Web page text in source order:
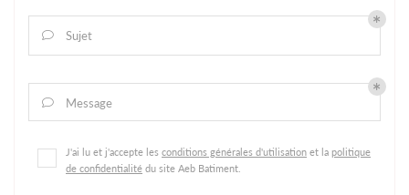
 Sujet
 Message
J'ai lu et j'accepte les conditions générales d'utilisation et la politique
de confidentialité du site Aeb Batiment